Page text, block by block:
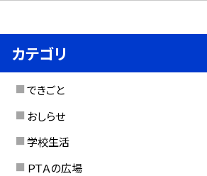
カテゴリ
できごと
おしらせ
学校生活
ＰＴＡの広場